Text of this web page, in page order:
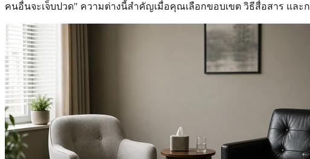
คนอื่นจะเจ็บปวด" ความต่างนี้สำคัญเมื่อคุณเลือกขอบเขต วิธีสื่อสาร และ